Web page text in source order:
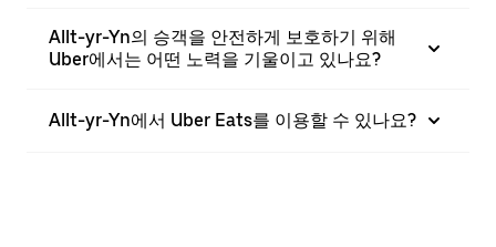
Allt-yr-Yn의 승객을 안전하게 보호하기 위해
Uber에서는 어떤 노력을 기울이고 있나요?
Allt-yr-Yn에서 Uber Eats를 이용할 수 있나요?